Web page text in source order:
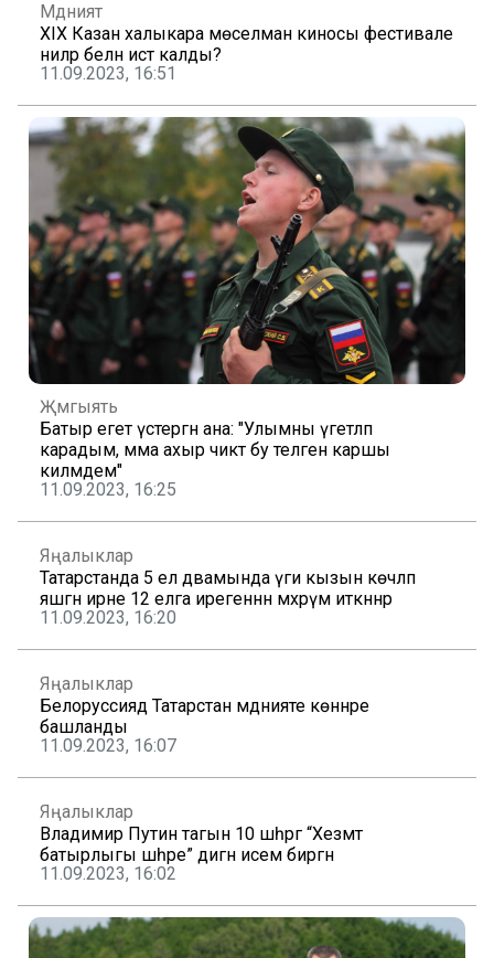
Мәдәният
XIX Казан халыкара мөселман киносы фестивале
ниләр белән истә калды?
11.09.2023, 16:51
Җәмгыять
Батыр егет үстергән ана: "Улымны үгетләп
карадым, әмма ахыр чиктә бу теләгенә каршы
килмәдем"
11.09.2023, 16:25
Яңалыклар
Татарстанда 5 ел дәвамында үги кызын көчләп
яшәгән ирне 12 елга ирегеннән мәхрүм иткәннәр
11.09.2023, 16:20
Яңалыклар
Белоруссиядә Татарстан мәдәнияте көннәре
башланды
11.09.2023, 16:07
Яңалыклар
Владимир Путин тагын 10 шәһәргә “Хезмәт
батырлыгы шәһәре” дигән исем биргән
11.09.2023, 16:02